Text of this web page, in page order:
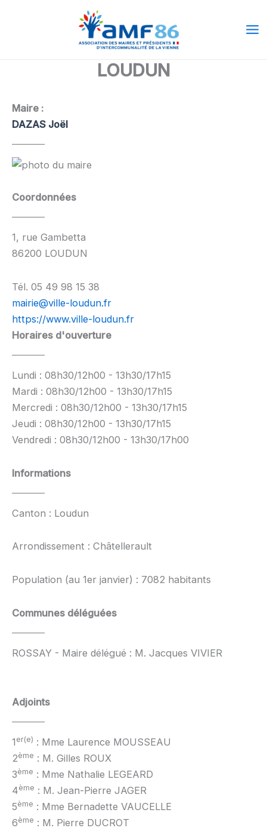
LOUDUN
Maire :
DAZAS Joël
Coordonnées
1, rue Gambetta
86200 LOUDUN
Tél. 05 49 98 15 38
mairie@ville-loudun.fr
https://www.ville-loudun.fr
Horaires d'ouverture
Lundi : 08h30/12h00 - 13h30/17h15
Mardi : 08h30/12h00 - 13h30/17h15
Mercredi : 08h30/12h00 - 13h30/17h15
Jeudi : 08h30/12h00 - 13h30/17h15
Vendredi : 08h30/12h00 - 13h30/17h00
Informations
Canton : Loudun
Arrondissement : Châtellerault
Population (au 1er janvier) : 7082 habitants
Communes déléguées
ROSSAY - Maire délégué : M. Jacques VIVIER
Adjoints
1 er(e) : Mme Laurence MOUSSEAU
2ème : M. Gilles ROUX
3ème : Mme Nathalie LEGEARD
4ème : M. Jean-Pierre JAGER
5ème : Mme Bernadette VAUCELLE
6ème : M. Pierre DUCROT